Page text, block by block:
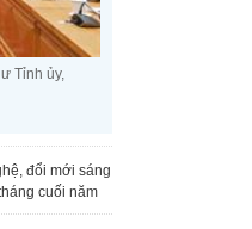
Tỉnh ủy,
đổi mới sáng
cuối năm